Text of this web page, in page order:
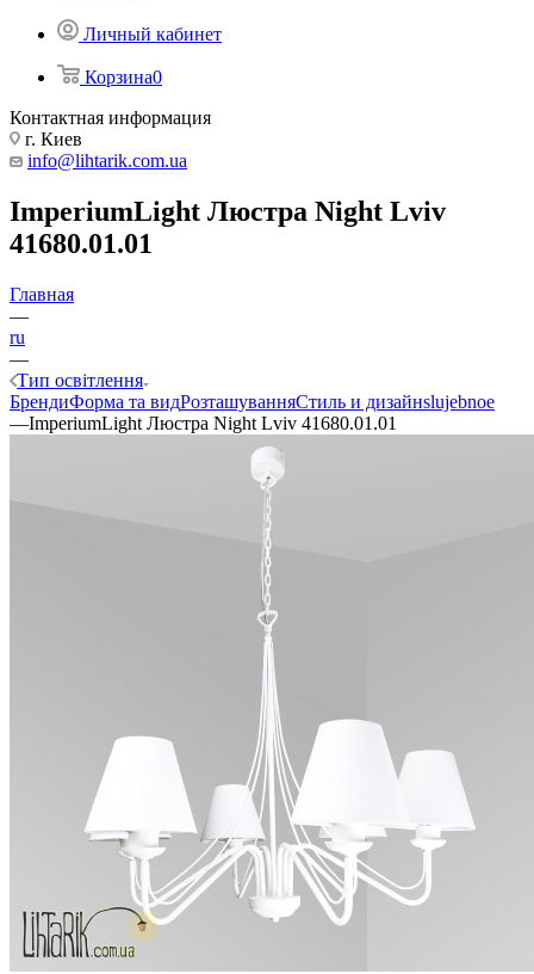
Личный кабинет
Корзина0
Контактная информация
г. Киев
info@lihtarik.com.ua
ImperiumLight Люстра Night Lviv
41680.01.01
Главная
—
ru
—
Тип освітлення
БрендиФорма та видРозташуванняСтиль и дизайнslujebnoe
—ImperiumLight Люстра Night Lviv 41680.01.01